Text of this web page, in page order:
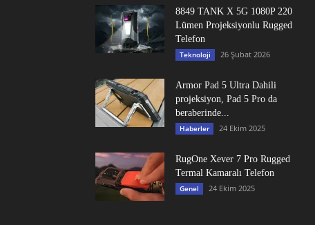
8849 TANK X 5G 1080P 220
Lümen Projeksiyonlu Rugged
Telefon
Teknoloji 26 Şubat 2026
Armor Pad 5 Ultra Dahili
projeksiyon, Pad 5 Pro da
beraberinde...
Haberler 24 Ekim 2025
RugOne Xever 7 Pro Rugged
Termal Kamaralı Telefon
Genel 24 Ekim 2025